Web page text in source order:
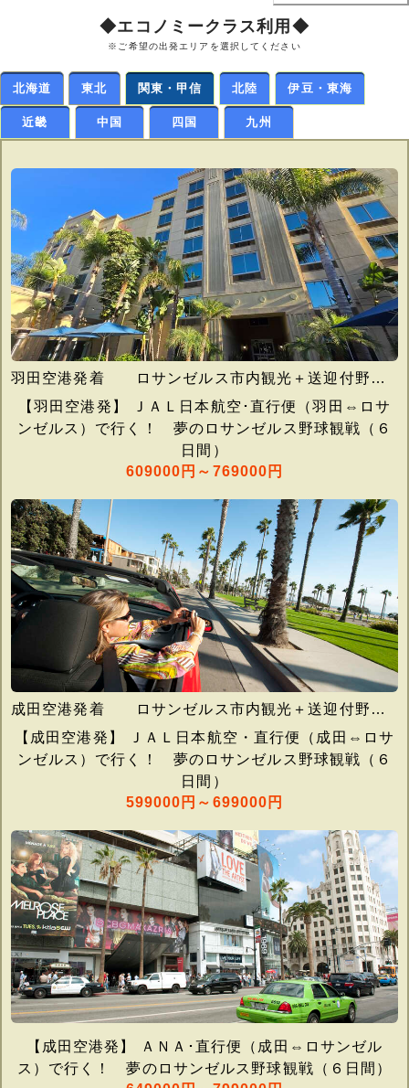
◆エコノミークラス利用◆
※ご希望の出発エリアを選択してください
北海道 東北 関東・甲信
羽田空港発着 ロサンゼルス市内観光＋送迎付野球観戦３試合＋毎朝食＋添乗員同行
【羽田空港発】 ＪＡＬ日本航空･直行便（羽田⇔ロサ
ンゼルス）で行く！ 夢のロサンゼルス野球観戦（６
日間）
609000円～769000円
成田空港発着 ロサンゼルス市内観光＋送迎付野球観戦３試合＋毎朝食＋添乗員同行
【成田空港発】 ＪＡＬ日本航空・直行便（成田⇔ロサ
ンゼルス）で行く！ 夢のロサンゼルス野球観戦（６
日間）
599000円～699000円
【成田空港発】 ＡＮＡ･直行便（成田⇔ロサンゼル
ス）で行く！ 夢のロサンゼルス野球観戦（６日間）
北陸 伊豆・東海
近畿 中国 四国 九州